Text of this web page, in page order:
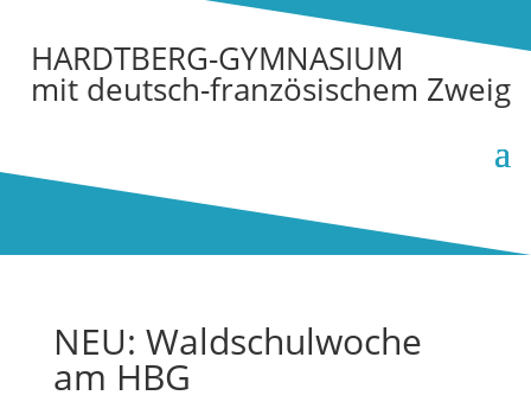
HARDTBERG-GYMNASIUM
mit deutsch-französischem Zweig
NEU: Waldschulwoche
am HBG